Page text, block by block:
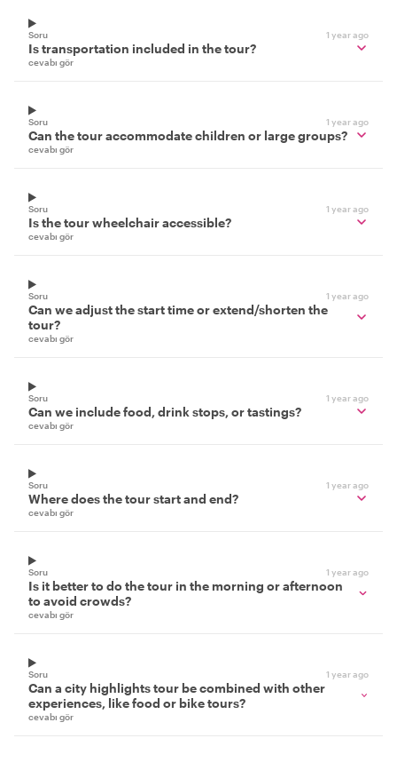
Soru 1 year ago
Is transportation included in the tour?
cevabı gör
Soru 1 year ago
Can the tour accommodate children or large groups?
cevabı gör
Soru 1 year ago
Is the tour wheelchair accessible?
cevabı gör
Soru 1 year ago
Can we adjust the start time or extend/shorten the
tour?
cevabı gör
Soru 1 year ago
Can we include food, drink stops, or tastings?
cevabı gör
Soru 1 year ago
Where does the tour start and end?
cevabı gör
Soru 1 year ago
Is it better to do the tour in the morning or afternoon
to avoid crowds?
cevabı gör
Soru 1 year ago
Can a city highlights tour be combined with other
experiences, like food or bike tours?
cevabı gör